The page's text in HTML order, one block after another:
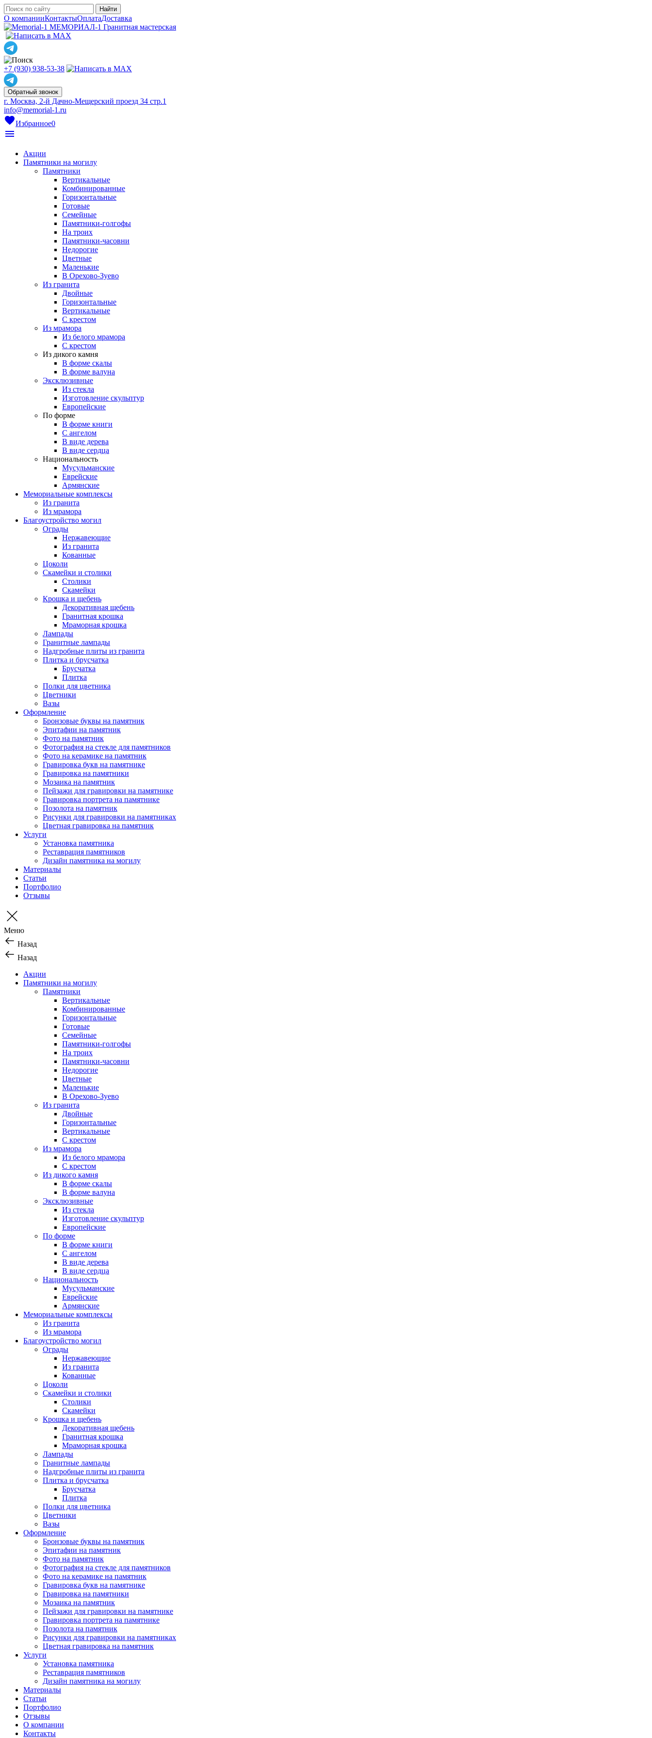
О компанииКонтактыОплатаДоставка
МЕМОРИАЛ-1 Гранитная мастерская
+7 (930) 938-53-38
Обратный звонок
г. Москва, 2-й Дачно-Мещерский проезд 34 стр.1
info@memorial-1.ru
favoriteИзбранное0
menu
Акции
Памятники на могилу
Памятники
Вертикальные
Комбинированные
Горизонтальные
Готовые
Семейные
Памятники-голгофы
На троих
Памятники-часовни
Недорогие
Цветные
Маленькие
В Орехово-Зуево
Из гранита
Двойные
Горизонтальные
Вертикальные
С крестом
Из мрамора
Из белого мрамора
С крестом
Из дикого камня
В форме скалы
В форме валуна
Эксклюзивные
Из стекла
Изготовление скульптур
Европейские
По форме
В форме книги
С ангелом
В виде дерева
В виде сердца
Национальность
Мусульманские
Еврейские
Армянские
Мемориальные комплексы
Из гранита
Из мрамора
Благоустройство могил
Ограды
Нержавеющие
Из гранита
Кованные
Цоколи
Скамейки и столики
Столики
Скамейки
Крошка и щебень
Декоративная щебень
Гранитная крошка
Мраморная крошка
Лампады
Гранитные лампады
Надгробные плиты из гранита
Плитка и брусчатка
Брусчатка
Плитка
Полки для цветника
Цветники
Вазы
Оформление
Бронзовые буквы на памятник
Эпитафии на памятник
Фото на памятник
Фотография на стекле для памятников
Фото на керамике на памятник
Гравировка букв на памятнике
Гравировка на памятники
Мозаика на памятник
Пейзажи для гравировки на памятнике
Гравировка портрета на памятнике
Позолота на памятник
Рисунки для гравировки на памятниках
Цветная гравировка на памятник
Услуги
Установка памятника
Реставрация памятников
Дизайн памятника на могилу
Материалы
Статьи
Портфолио
Отзывы
Меню
Назад
Назад
Акции
Памятники на могилу
Памятники
Вертикальные
Комбинированные
Горизонтальные
Готовые
Семейные
Памятники-голгофы
На троих
Памятники-часовни
Недорогие
Цветные
Маленькие
В Орехово-Зуево
Из гранита
Двойные
Горизонтальные
Вертикальные
С крестом
Из мрамора
Из белого мрамора
С крестом
Из дикого камня
В форме скалы
В форме валуна
Эксклюзивные
Из стекла
Изготовление скульптур
Европейские
По форме
В форме книги
С ангелом
В виде дерева
В виде сердца
Национальность
Мусульманские
Еврейские
Армянские
Мемориальные комплексы
Из гранита
Из мрамора
Благоустройство могил
Ограды
Нержавеющие
Из гранита
Кованные
Цоколи
Скамейки и столики
Столики
Скамейки
Крошка и щебень
Декоративная щебень
Гранитная крошка
Мраморная крошка
Лампады
Гранитные лампады
Надгробные плиты из гранита
Плитка и брусчатка
Брусчатка
Плитка
Полки для цветника
Цветники
Вазы
Оформление
Бронзовые буквы на памятник
Эпитафии на памятник
Фото на памятник
Фотография на стекле для памятников
Фото на керамике на памятник
Гравировка букв на памятнике
Гравировка на памятники
Мозаика на памятник
Пейзажи для гравировки на памятнике
Гравировка портрета на памятнике
Позолота на памятник
Рисунки для гравировки на памятниках
Цветная гравировка на памятник
Услуги
Установка памятника
Реставрация памятников
Дизайн памятника на могилу
Материалы
Статьи
Портфолио
Отзывы
О компании
Контакты